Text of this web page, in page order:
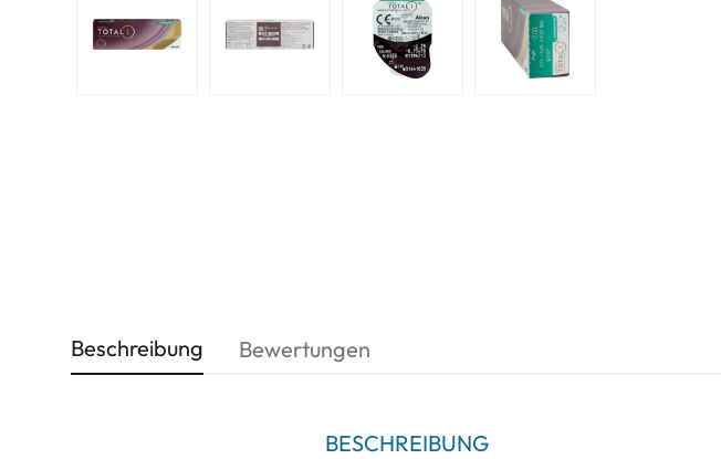
Beschreibung
BESCHREIBUNG
Bewertungen